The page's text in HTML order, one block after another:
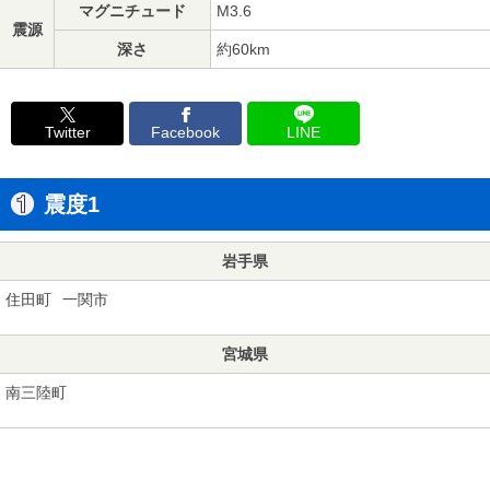
震源
マグニチュード M3.6
深さ 約60km
Twitter Facebook LINE
震度1
岩手県
住田町 一関市
宮城県
南三陸町